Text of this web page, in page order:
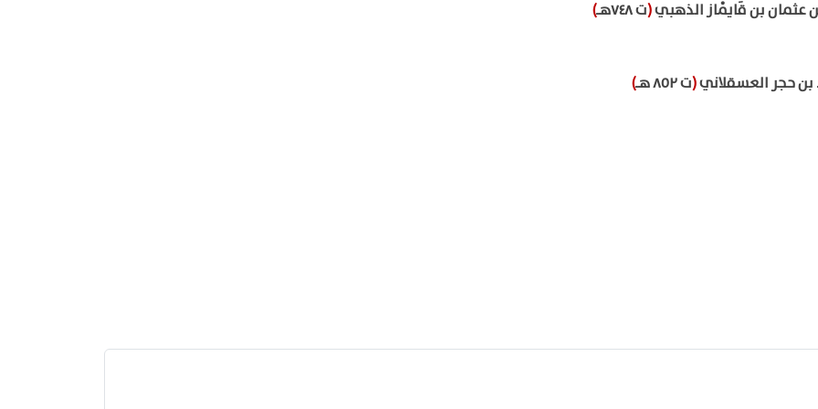
عثمان بن قَايْماز الذهبي(ت ٧٤٨هـ )
حجر العسقلاني(ت ٨٥٢ هـ )